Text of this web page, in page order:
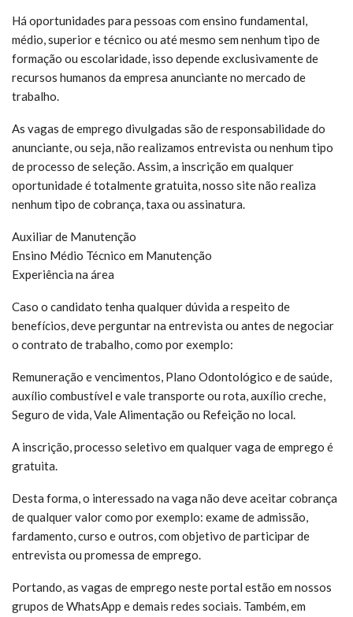
Há oportunidades para pessoas com ensino fundamental,
médio, superior e técnico ou até mesmo sem nenhum tipo de
formação ou escolaridade, isso depende exclusivamente de
recursos humanos da empresa anunciante no mercado de
trabalho.
As vagas de emprego divulgadas são de responsabilidade do
anunciante, ou seja, não realizamos entrevista ou nenhum tipo
de processo de seleção. Assim, a inscrição em qualquer
oportunidade é totalmente gratuita, nosso site não realiza
nenhum tipo de cobrança, taxa ou assinatura.
Auxiliar de Manutenção
Ensino Médio Técnico em Manutenção
Experiência na área
Caso o candidato tenha qualquer dúvida a respeito de
benefícios, deve perguntar na entrevista ou antes de negociar
o contrato de trabalho, como por exemplo:
Remuneração e vencimentos, Plano Odontológico e de saúde,
auxílio combustível e vale transporte ou rota, auxílio creche,
Seguro de vida, Vale Alimentação ou Refeição no local.
A inscrição, processo seletivo em qualquer vaga de emprego é
gratuita.
Desta forma, o interessado na vaga não deve aceitar cobrança
de qualquer valor como por exemplo: exame de admissão,
fardamento, curso e outros, com objetivo de participar de
entrevista ou promessa de emprego.
Portando, as vagas de emprego neste portal estão em nossos
grupos de WhatsApp e demais redes sociais. Também, em